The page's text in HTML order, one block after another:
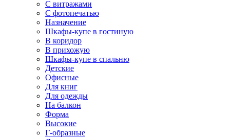
С витражами
С фотопечатью
Назначение
Шкафы-купе в гостиную
В коридор
В прихожую
Шкафы-купе в спальню
Детские
Офисные
Для книг
Для одежды
На балкон
Форма
Высокие
Г-образные